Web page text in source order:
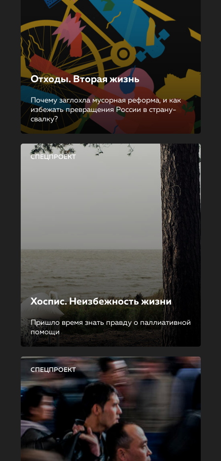
Отходы. Вторая жизнь
Почему заглохла мусорная реформа, и как
избежать превращения России в страну-
свалку?
СПЕЦПРОЕКТ
Хоспис. Неизбежность жизни
Пришло время знать правду о паллиативной
помощи
СПЕЦПРОЕКТ